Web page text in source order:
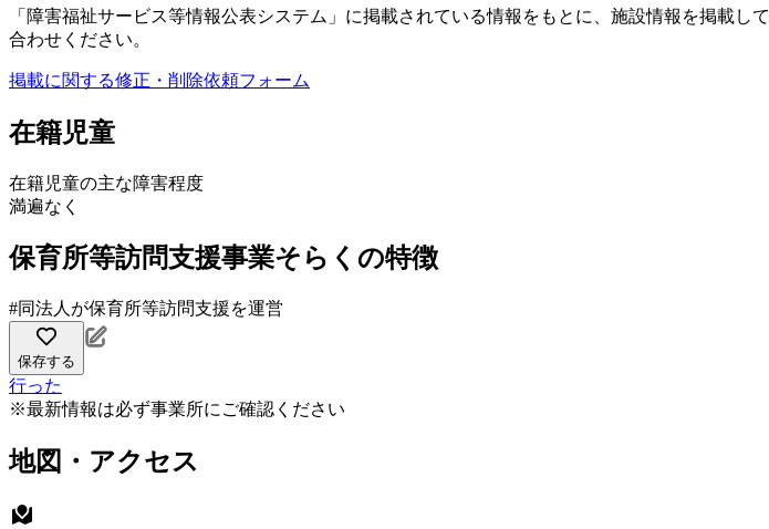
「障害福祉サービス等情報公表システム」に掲載されている情報をもとに、施設情報を掲載
合わせください。
掲載に関する修正・削除依頼フォーム
在籍児童
在籍児童の主な障害程度
満遍なく
保育所等訪問支援事業そらくの特徴
#同法人が保育所等訪問支援を運営
保存する
行った
※最新情報は必ず事業所にご確認ください
地図・アクセス